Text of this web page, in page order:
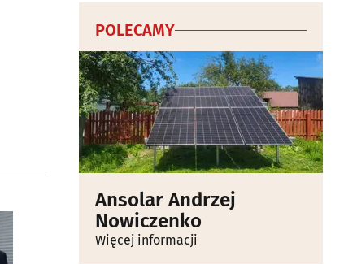
POLECAMY
Ansolar Andrzej
Nowiczenko
Więcej informacji